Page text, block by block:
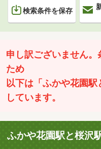
検索条件を保存
申し訳ございません
ため
以下は「ふかや花園
しています。
ふかや花園駅と桜沢